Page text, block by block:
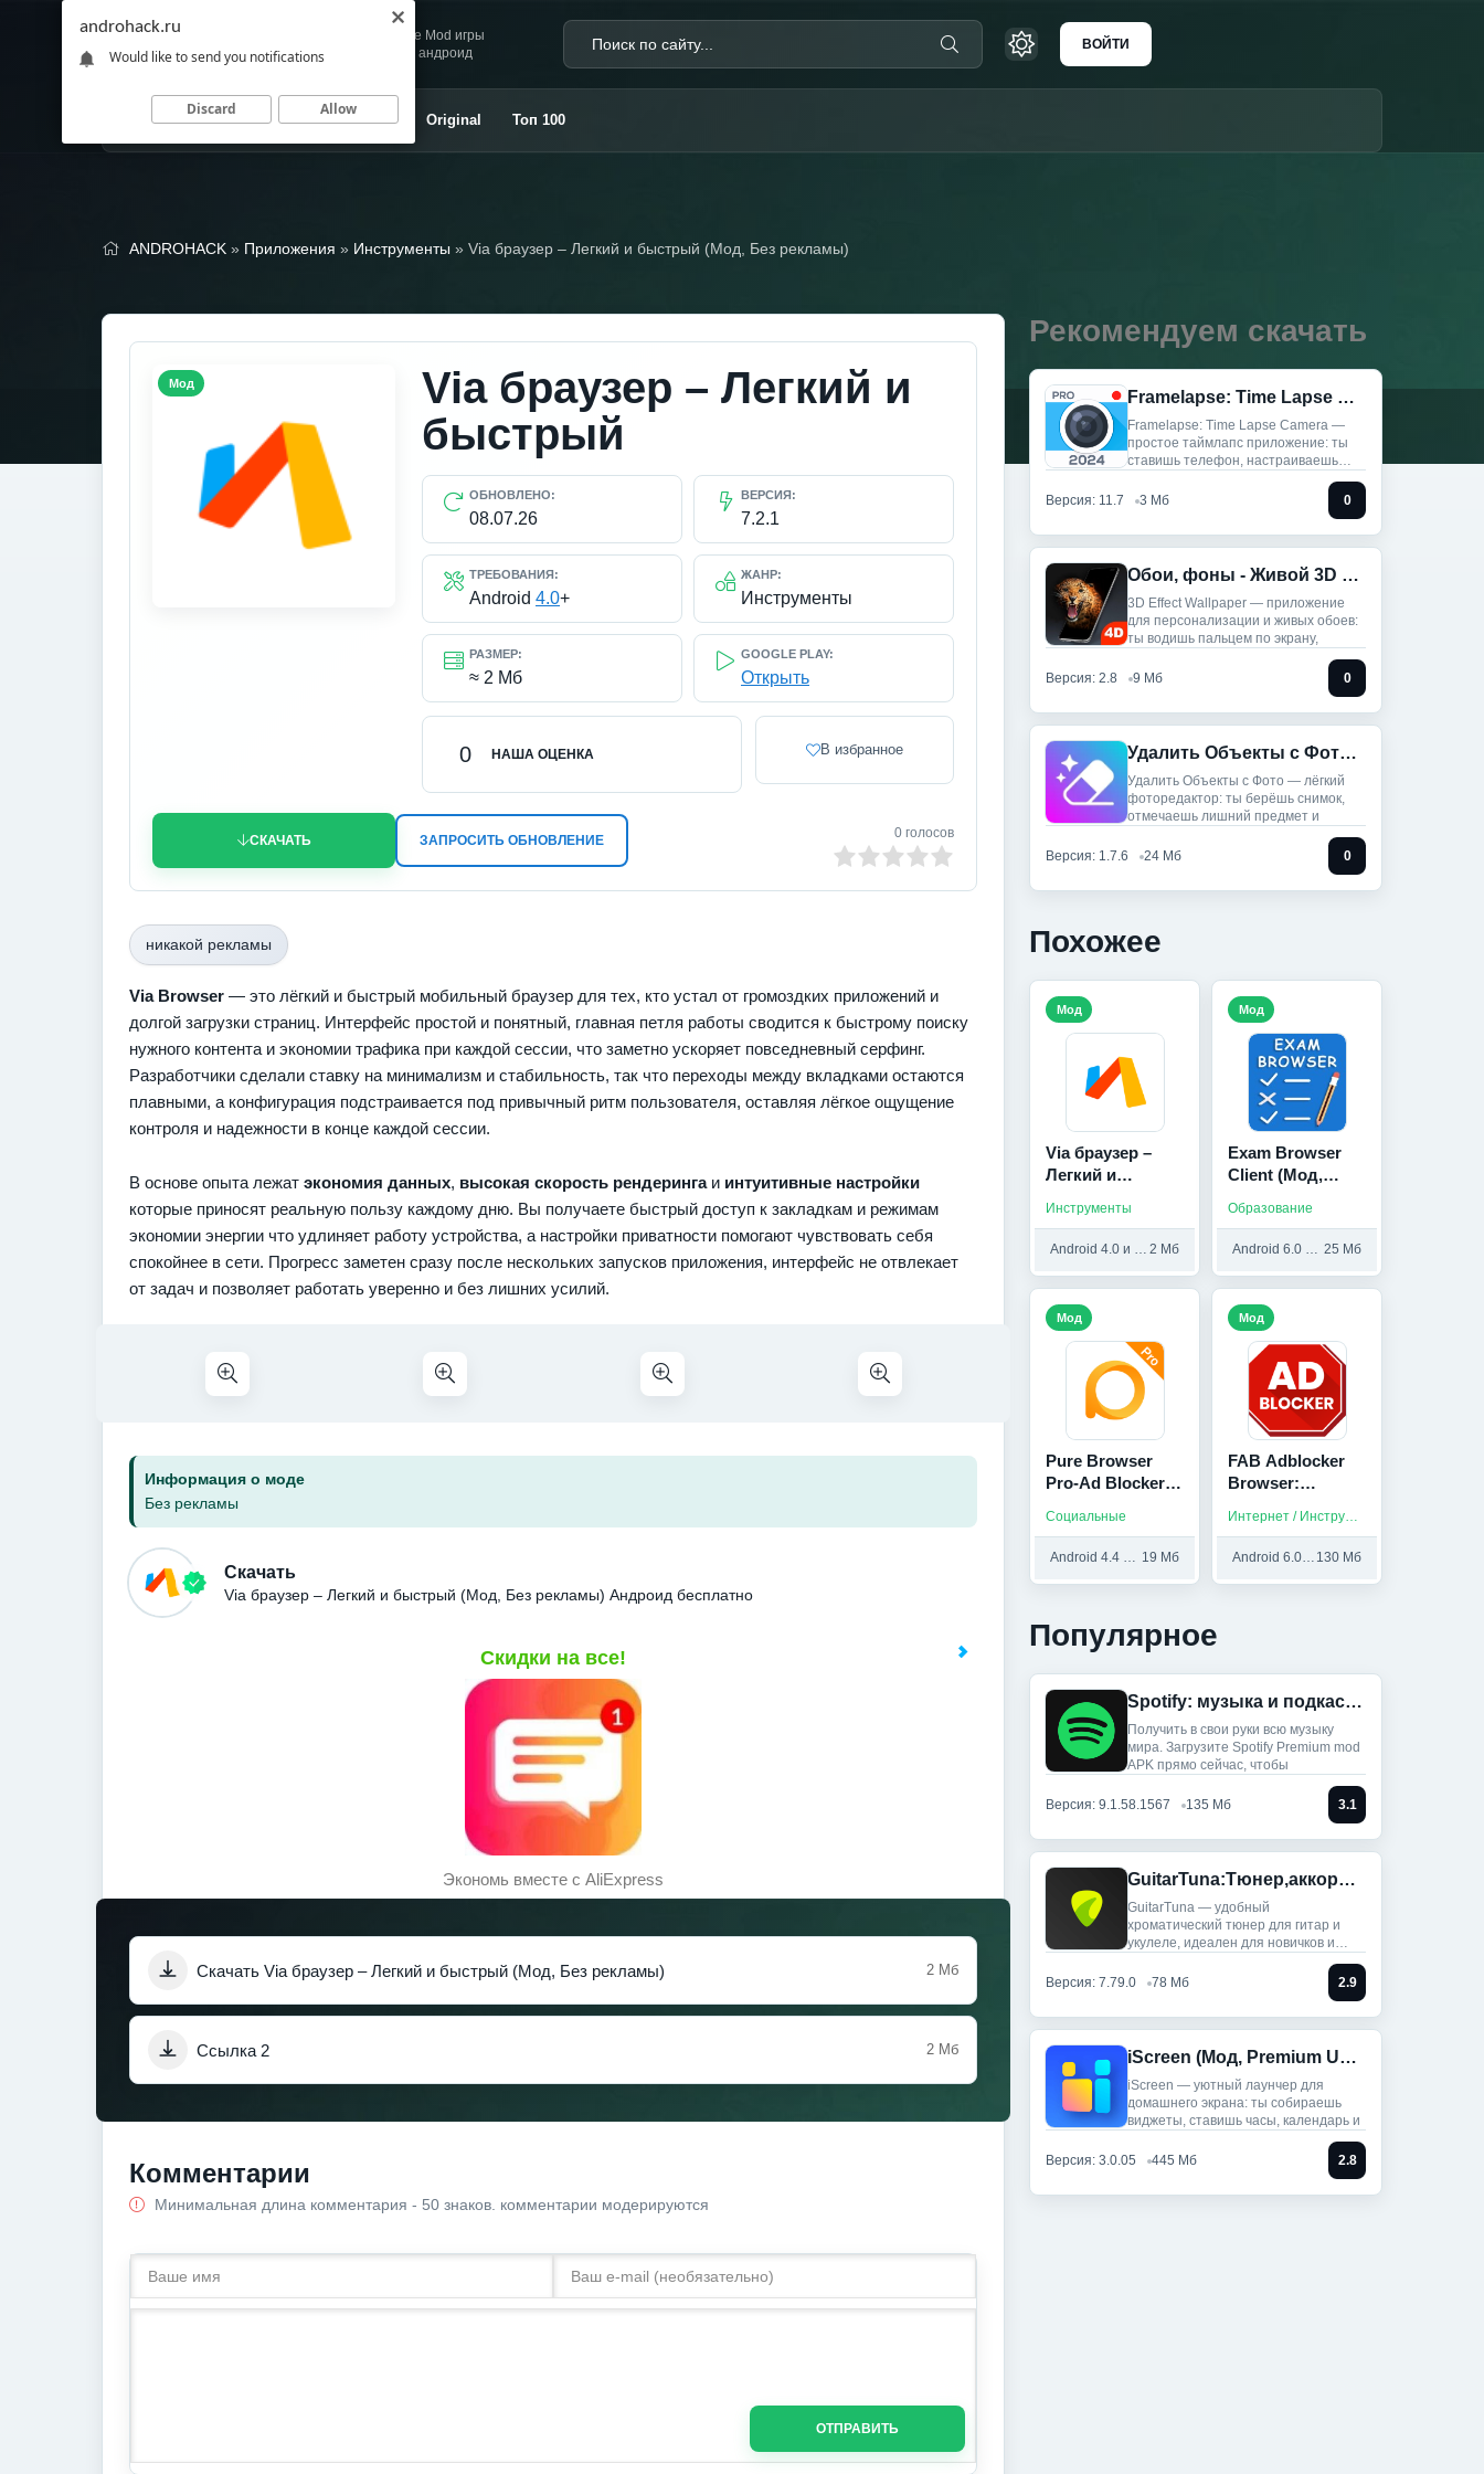
Andro
HACK
Скачивай любимые Mod игры
и приложения для андроид
ВОЙТИ
Главная Игры Приложения Original Топ 100
ANDROHACK » Приложения » Инструменты » Via браузер – Легкий и быстрый (Мод, Без рекламы)
Via браузер – Легкий и
быстрый
ОБНОВЛЕНО:
08.07.26
ВЕРСИЯ:
7.2.1
ТРЕБОВАНИЯ:
Android 4.0+
ЖАНР:
Инструменты
РАЗМЕР:
≈ 2 Мб
GOOGLE PLAY:
Открыть
НАША ОЦЕНКА
0 В избранное
СКАЧАТЬ ЗАПРОСИТЬ ОБНОВЛЕНИЕ 0 голосов
Мод
никакой рекламы
Via Browser — это лёгкий и быстрый мобильный браузер для тех, кто устал от громоздких приложений и
долгой загрузки страниц. Интерфейс простой и понятный, главная петля работы сводится к быстрому поиску
нужного контента и экономии трафика при каждой сессии, что заметно ускоряет повседневный серфинг.
Разработчики сделали ставку на минимализм и стабильность, так что переходы между вкладками остаются
плавными, а конфигурация подстраивается под привычный ритм пользователя, оставляя лёгкое ощущение
контроля и надежности в конце каждой сессии.
В основе опыта лежат экономия данных, высокая скорость рендерингаи интуитивные настройки
которые приносят реальную пользу каждому дню. Вы получаете быстрый доступ к закладкам и режимам
экономии энергии что удлиняет работу устройства, а настройки приватности помогают чувствовать себя
спокойнее в сети. Прогресс заметен сразу после нескольких запусков приложения, интерфейс не отвлекает
от задач и позволяет работать уверенно и без лишних усилий.
Информация о моде
Без рекламы
Скачать
Via браузер – Легкий и быстрый (Мод, Без рекламы) Андроид бесплатно
Скидки на все!
Экономь вместе с AliExpress
Скачать Via браузер – Легкий и быстрый (Мод, Без рекламы) 2 Мб
Ссылка 2 2 Мб
Комментарии
Минимальная длина комментария - 50 знаков. комментарии модерируются
ОТПРАВИТЬ
Рекомендуем скачать
Framelapse: Time Lapse Camera (Мод, Unlocked)
Framelapse: Time Lapse Camera —
простое таймлапс приложение: ты
ставишь телефон, настраиваешь
Версия: 11.7
3 Мб 0
Обои, фоны - Живой 3D Эффект (Мод, Unlocked)
3D Effect Wallpaper — приложение
для персонализации и живых обоев:
ты водишь пальцем по экрану,
Версия: 2.8 9 Мб 0
Удалить Объекты с Фото (Мод, Unlocked)
Удалить Объекты с Фото — лёгкий
фоторедактор: ты берёшь снимок,
отмечаешь лишний предмет и
Версия: 1.7.6 24 Мб 0
Похожее
Via браузер –
Легкий и
Без рекламы)
Инструменты
Android 4.0 и выше 2 Мб
Мод
Exam Browser
Client (Мод,
Unlocked)
Образование
Android 6.0 и выше 25 Мб
Мод
Pure Browser
Pro-Ad Blocker
Социальные
Android 4.4 и выше 19 Мб
Мод
FAB Adblocker
Browser:
Premium
Unlocked)
Интернет / Инструменты
Android 6.0 и выше 130 Мб
Мод
Популярное
Spotify: музыка и подкасты (Мод, Всё разблокировано)
Получить в свои руки всю музыку
мира. Загрузите Spotify Premium mod
APK прямо сейчас, чтобы
Версия: 9.1.58.1567 135 Мб 3.1
GuitarTuna:Тюнер,аккорды,песни (Мод, Premium Unlocked)
GuitarTuna — удобный
хроматический тюнер для гитар и
укулеле, идеален для новичков и
Версия: 7.79.0
78 Мб 2.9
iScreen (Мод, Premium Unlocked)
iScreen — уютный лаунчер для
домашнего экрана: ты собираешь
виджеты, ставишь часы, календарь и
Версия: 3.0.05 445 Мб 2.8
androhack.ru
Would like to send you notifications
Discard Allow